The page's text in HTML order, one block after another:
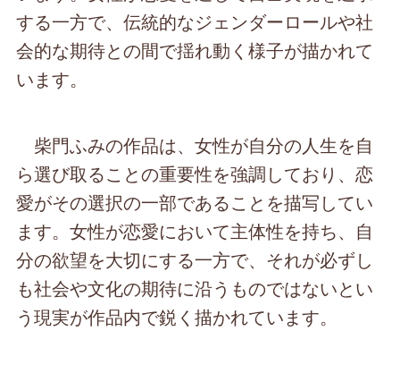
する一方で、伝統的なジェンダーロールや社
会的な期待との間で揺れ動く様子が描かれて
います。
柴門ふみの作品は、女性が自分の人生を自
ら選び取ることの重要性を強調しており、恋
愛がその選択の一部であることを描写してい
ます。女性が恋愛において主体性を持ち、自
分の欲望を大切にする一方で、それが必ずし
も社会や文化の期待に沿うものではないとい
う現実が作品内で鋭く描かれています。